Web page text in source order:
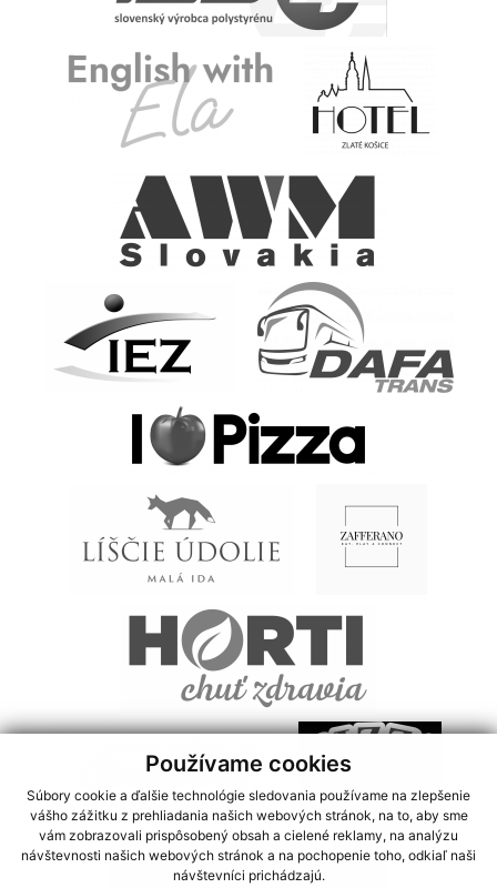
Používame cookies
Súbory cookie a ďalšie technológie sledovania používame na zlepšenie
vášho zážitku z prehliadania našich webových stránok, na to, aby sme
vám zobrazovali prispôsobený obsah a cielené reklamy, na analýzu
návštevnosti našich webových stránok a na pochopenie toho, odkiaľ naši
návštevníci prichádzajú.